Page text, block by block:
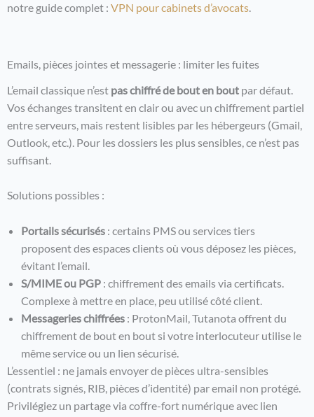
notre guide complet : VPN pour cabinets d’avocats.
Emails, pièces jointes et messagerie : limiter les fuites
L’email classique n’est pas chiffré de bout en bout par défaut.
Vos échanges transitent en clair ou avec un chiffrement partiel
entre serveurs, mais restent lisibles par les hébergeurs (Gmail,
Outlook, etc.). Pour les dossiers les plus sensibles, ce n’est pas
suffisant.
Solutions possibles :
Portails sécurisés : certains PMS ou services tiers
proposent des espaces clients où vous déposez les pièces,
évitant l’email.
S/MIME ou PGP : chiffrement des emails via certificats.
Complexe à mettre en place, peu utilisé côté client.
Messageries chiffrées : ProtonMail, Tutanota offrent du
chiffrement de bout en bout si votre interlocuteur utilise le
même service ou un lien sécurisé.
L’essentiel : ne jamais envoyer de pièces ultra-sensibles
(contrats signés, RIB, pièces d’identité) par email non protégé.
Privilégiez un partage via coffre-fort numérique avec lien